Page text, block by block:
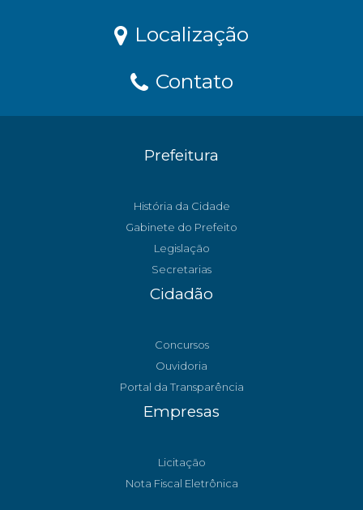
Localização
Contato
Prefeitura
História da Cidade
Gabinete do Prefeito
Legislação
Secretarias
Cidadão
Concursos
Ouvidoria
Portal da Transparência
Empresas
Licitação
Nota Fiscal Eletrônica